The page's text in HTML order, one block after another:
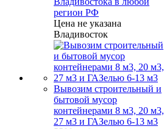
регион РФ
Цена не указана
Владивосток
Вывозим строительный и
бытовой мусор
контейнерами 8 м3, 20 м3,
27 м3 и ГАЗелью 6-13 м3